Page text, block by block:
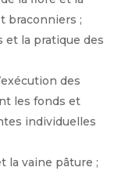
braconniers ;
et la pratique des
des
les fonds et
individuelles
la vaine pâture ;